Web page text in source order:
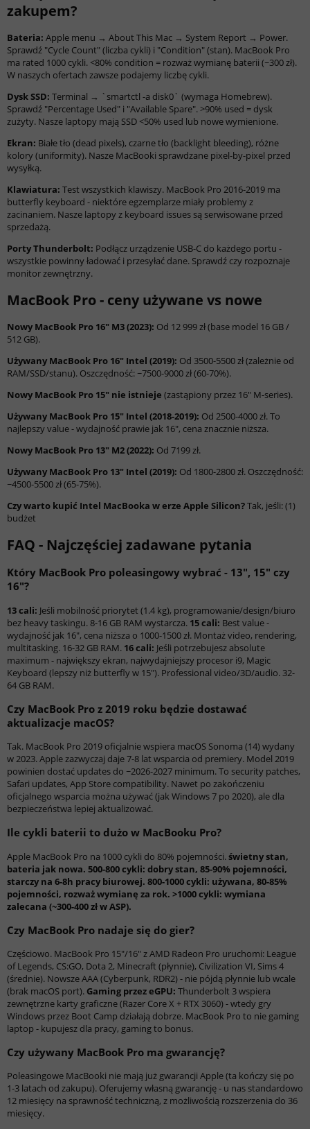
zakupem?
Bateria: Apple menu → About This Mac → System Report → Power.
Sprawdź "Cycle Count" (liczba cykli) i "Condition" (stan). MacBook Pro
ma rated 1000 cykli. <80% condition = rozważ wymianę baterii (~300 zł).
W naszych ofertach zawsze podajemy liczbę cykli.
Dysk SSD: Terminal → `smartctl -a disk0` (wymaga Homebrew).
Sprawdź "Percentage Used" i "Available Spare". >90% used = dysk
zużyty. Nasze laptopy mają SSD <50% used lub nowe wymienione.
Ekran: Białe tło (dead pixels), czarne tło (backlight bleeding), różne
kolory (uniformity). Nasze MacBooki sprawdzane pixel-by-pixel przed
wysyłką.
Klawiatura: Test wszystkich klawiszy. MacBook Pro 2016-2019 ma
butterfly keyboard - niektóre egzemplarze miały problemy z
zacinaniem. Nasze laptopy z keyboard issues są serwisowane przed
sprzedażą.
Porty Thunderbolt: Podłącz urządzenie USB-C do każdego portu -
wszystkie powinny ładować i przesyłać dane. Sprawdź czy rozpoznaje
monitor zewnętrzny.
MacBook Pro - ceny używane vs nowe
Nowy MacBook Pro 16" M3 (2023): Od 12 999 zł (base model 16 GB /
512 GB).
Używany MacBook Pro 16" Intel (2019): Od 3500-5500 zł (zależnie od
RAM/SSD/stanu). Oszczędność: ~7500-9000 zł (60-70%).
Nowy MacBook Pro 15" nie istnieje (zastąpiony przez 16" M-series).
Używany MacBook Pro 15" Intel (2018-2019): Od 2500-4000 zł. To
najlepszy value - wydajność prawie jak 16", cena znacznie niższa.
Nowy MacBook Pro 13" M2 (2022): Od 7199 zł.
Używany MacBook Pro 13" Intel (2019): Od 1800-2800 zł. Oszczędność:
~4500-5500 zł (65-75%).
Czy warto kupić Intel MacBooka w erze Apple Silicon?Tak, jeśli: (1)
budżet
FAQ - Najczęściej zadawane pytania
Który MacBook Pro poleasingowy wybrać - 13", 15" czy
16"?
13 cali: Jeśli mobilność priorytet (1.4 kg), programowanie/design/biuro
bez heavy taskingu. 8-16 GB RAM wystarcza. 15 cali: Best value -
wydajność jak 16", cena niższa o 1000-1500 zł. Montaż video, rendering,
multitasking. 16-32 GB RAM. 16 cali: Jeśli potrzebujesz absolute
maximum - największy ekran, najwydajniejszy procesor i9, Magic
Keyboard (lepszy niż butterfly w 15"). Professional video/3D/audio. 32-
64 GB RAM.
Czy MacBook Pro z 2019 roku będzie dostawać
aktualizacje macOS?
Tak. MacBook Pro 2019 oficjalnie wspiera macOS Sonoma (14) wydany
w 2023. Apple zazwyczaj daje 7-8 lat wsparcia od premiery. Model 2019
powinien dostać updates do ~2026-2027 minimum. To security patches,
Safari updates, App Store compatibility. Nawet po zakończeniu
oficjalnego wsparcia można używać (jak Windows 7 po 2020), ale dla
bezpieczeństwa lepiej aktualizować.
Ile cykli baterii to dużo w MacBooku Pro?
Apple MacBook Pro na 1000 cykli do 80% pojemności. świetny stan,
bateria jak nowa. 500-800 cykli: dobry stan, 85-90% pojemności,
starczy na 6-8h pracy biurowej. 800-1000 cykli: używana, 80-85%
pojemności, rozważ wymianę za rok. >1000 cykli: wymiana
zalecana (~300-400 zł w ASP).
Czy MacBook Pro nadaje się do gier?
Częściowo. MacBook Pro 15"/16" z AMD Radeon Pro uruchomi: League
of Legends, CS:GO, Dota 2, Minecraft (płynnie), Civilization VI, Sims 4
(średnie). Nowsze AAA (Cyberpunk, RDR2) - nie pójdą płynnie lub wcale
(brak macOS port). Gaming przez eGPU: Thunderbolt 3 wspiera
zewnętrzne karty graficzne (Razer Core X + RTX 3060) - wtedy gry
Windows przez Boot Camp działają dobrze. MacBook Pro to nie gaming
laptop - kupujesz dla pracy, gaming to bonus.
Czy używany MacBook Pro ma gwarancję?
Poleasingowe MacBooki nie mają już gwarancji Apple (ta kończy się po
1-3 latach od zakupu). Oferujemy własną gwarancję - u nas standardowo
12 miesięcy na sprawność techniczną, z możliwością rozszerzenia do 36
miesięcy.